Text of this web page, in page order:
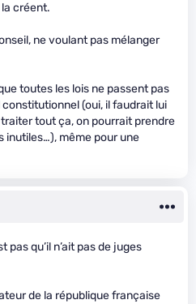
créent.
ne voulant pas mélanger
toutes les lois ne passent pas
(oui, il faudrait lui
tout ça, on pourrait prendre
inutiles…), même pour une
pas qu’il n’ait pas de juges
de la république française